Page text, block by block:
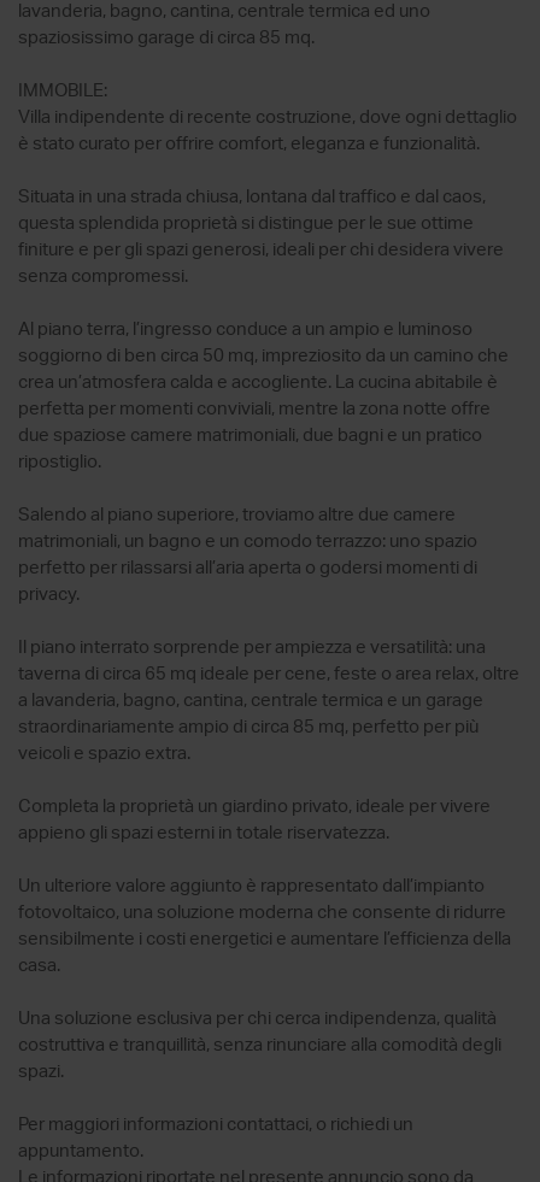
lavanderia, bagno, cantina, centrale termica ed uno
spaziosissimo garage di circa 85 mq.
IMMOBILE:
Villa indipendente di recente costruzione, dove ogni dettaglio
è stato curato per offrire comfort, eleganza e funzionalità.
Situata in una strada chiusa, lontana dal traffico e dal caos,
questa splendida proprietà si distingue per le sue ottime
finiture e per gli spazi generosi, ideali per chi desidera vivere
senza compromessi.
Al piano terra, l’ingresso conduce a un ampio e luminoso
soggiorno di ben circa 50 mq, impreziosito da un camino che
crea un’atmosfera calda e accogliente. La cucina abitabile è
perfetta per momenti conviviali, mentre la zona notte offre
due spaziose camere matrimoniali, due bagni e un pratico
ripostiglio.
Salendo al piano superiore, troviamo altre due camere
matrimoniali, un bagno e un comodo terrazzo: uno spazio
perfetto per rilassarsi all’aria aperta o godersi momenti di
privacy.
Il piano interrato sorprende per ampiezza e versatilità: una
taverna di circa 65 mq ideale per cene, feste o area relax, oltre
a lavanderia, bagno, cantina, centrale termica e un garage
straordinariamente ampio di circa 85 mq, perfetto per più
veicoli e spazio extra.
Completa la proprietà un giardino privato, ideale per vivere
appieno gli spazi esterni in totale riservatezza.
Un ulteriore valore aggiunto è rappresentato dall’impianto
fotovoltaico, una soluzione moderna che consente di ridurre
sensibilmente i costi energetici e aumentare l’efficienza della
casa.
Una soluzione esclusiva per chi cerca indipendenza, qualità
costruttiva e tranquillità, senza rinunciare alla comodità degli
spazi.
Per maggiori informazioni contattaci, o richiedi un
appuntamento.
Le informazioni riportate nel presente annuncio sono da